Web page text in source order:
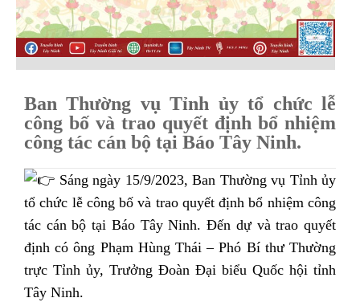
Ban Thường vụ Tỉnh ủy tổ chức lễ
công bố và trao quyết định bổ nhiệm
công tác cán bộ tại Báo Tây Ninh.
Sáng ngày 15/9/2023, Ban Thường vụ Tỉnh ủy
tổ chức lễ công bố và trao quyết định bổ nhiệm công
tác cán bộ tại Báo Tây Ninh. Đến dự và trao quyết
định có ông Phạm Hùng Thái – Phó Bí thư Thường
trực Tỉnh ủy, Trưởng Đoàn Đại biểu Quốc hội tỉnh
Tây Ninh.